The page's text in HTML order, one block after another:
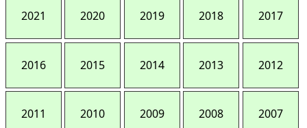
2021 2020 2019 2018 2017
2016 2015 2014 2013 2012
2011 2010 2009 2008 2007